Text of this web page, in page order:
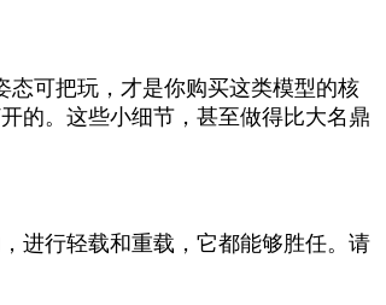
可把玩，才是你购买这类模型的核
的。这些小细节，甚至做得比大名鼎
进行轻载和重载，它都能够胜任。请